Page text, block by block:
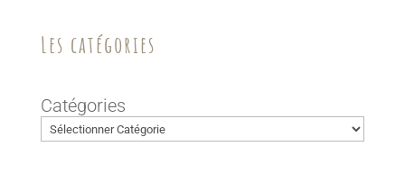
Les catégories
Catégories